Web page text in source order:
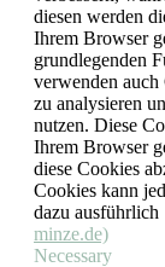
diesen werden
Ihrem Browser
grundlegenden
verwenden
zu analysieren
nutzen. Diese
Ihrem Browser
diese Cookies
Cookies kann
dazu ausführlich
minze.de)
Necessary